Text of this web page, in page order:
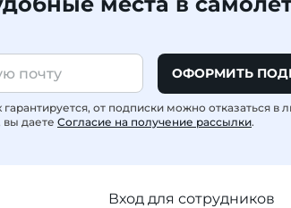
ОФОРМИТЬ
от подписки можно отказаться в
даете Согласие на получение рассылки.
Вход для сотрудников